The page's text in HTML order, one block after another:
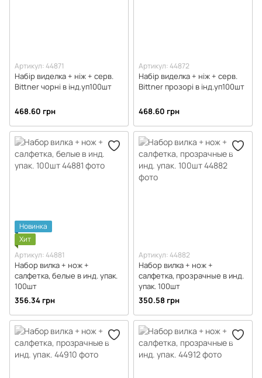
Артикул: 44871
Набір виделка + ніж + серв.
Bittner чорні в інд.уп100шт
468.60 грн
Артикул: 44872
Набір виделка + ніж + серв.
Bittner прозорі в інд.уп100шт
468.60 грн
Новинка
Хит
Артикул: 44881
Набор вилка + нож +
салфетка, белые в инд. упак.
100шт
356.34 грн
Артикул: 44882
Набор вилка + нож +
салфетка, прозрачные в инд.
упак. 100шт
350.58 грн